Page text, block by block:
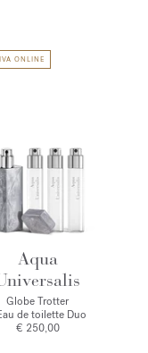
ONLINE
Aqua
Globe Trotter
de toilette Duo
€ 250,00